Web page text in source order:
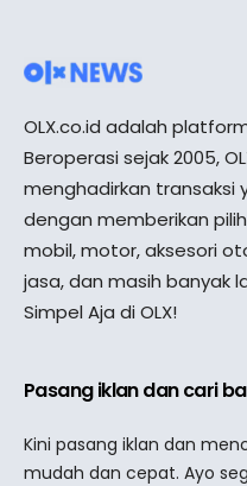
OLX.co.id adalah
Beroperasi sejak 2005,
menghadirkan transaksi
dengan memberikan
mobil, motor, aksesori
jasa, dan masih banyak
Simpel Aja di OLX!
Pasang iklan dan cari
Kini pasang iklan dan
mudah dan cepat. Ayo